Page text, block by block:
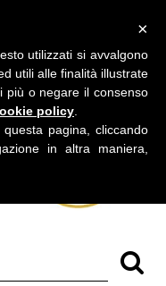
×
utilizzati si avvalgono
utili alle finalità illustrate
più o negare il consenso
policy
pagina, cliccando
in altra maniera,